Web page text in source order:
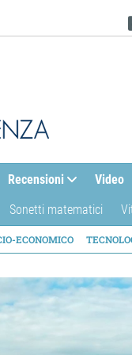
Recensioni Video
Sonetti matematici
ECONOMICO